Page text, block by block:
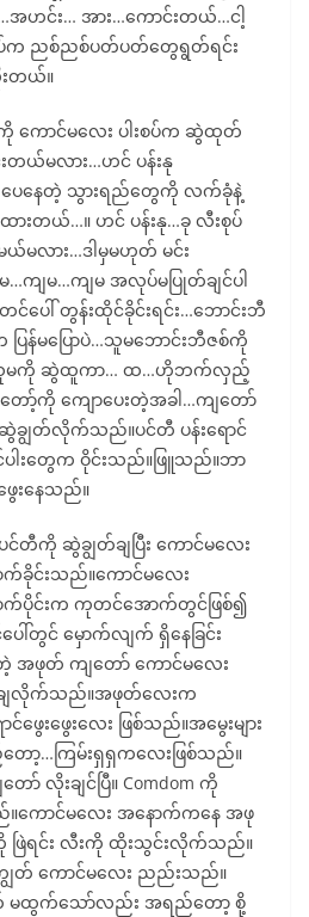
အဟင်း… အား…ကောင်းတယ်…ငါ့
ပ်က ညစ်ညစ်ပတ်ပတ်တွေရွတ်ရင်း
းတယ်။
ကို ကောင်မလေး ပါးစပ်က ဆွဲထုတ်
တယ်မလား…ဟင် ပန်းနု
ပေနေတဲ့ သွားရည်တွေကို လက်ခုံနဲ့
းတယ်…။ ဟင် ပန်းနု…ခု လီးစုပ်
ယ်မလား…ဒါမှမဟုတ် မင်း
ကျမ…ကျမ အလုပ်မပြုတ်ချင်ပါ
ေါ် တွန်းထိုင်ခိုင်းရင်း…ဘောင်းဘီ
ြန်မပြောပဲ…သူမဘောင်းဘီဇစ်ကို
သူမကို ဆွဲထူကာ… ထ…ဟိုဘက်လှည့်
တော့်ကို ကျောပေးတဲ့အခါ…ကျတော်
ျွတ်လိုက်သည်။ပင်တီ ပန်းရောင်
ါးတွေက ဝိုင်းသည်။ဖြူသည်။ဘာ
းနေသည်။
တီကို ဆွဲချွတ်ချပြီး ကောင်မလေး
ခိုင်းသည်။ကောင်မလေး
ပိုင်းက ကုတင်အောက်တွင်ဖြစ်၍
တွင် မှောက်လျက် ရှိနေခြင်း
အဖုတ် ကျတော် ကောင်မလေး
ချလိုက်သည်။အဖုတ်လေးက
ေးဖွေးလေး ဖြစ်သည်။အမွေးများ
ော့…ကြမ်းရှရှကလေးဖြစ်သည်။
ာ် လိုးချင်ပြီ။ Comdom ကို
ကောင်မလေး အနောက်ကနေ အဖု
ဖြဲရင်း လီးကို ထိုးသွင်းလိုက်သည်။
ျွတ် ကောင်မလေး ညည်းသည်။
မထွက်သော်လည်း အရည်တော့ စို့